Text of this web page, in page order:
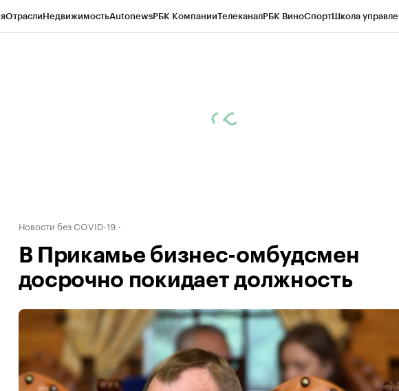
ОтраслиНедвижимостьAutonewsРБК КомпанииТелеканалРБК ВиноСпортШкола
Новости без COVID-19
В Прикамье бизнес-омбудсмен
досрочно покидает должность